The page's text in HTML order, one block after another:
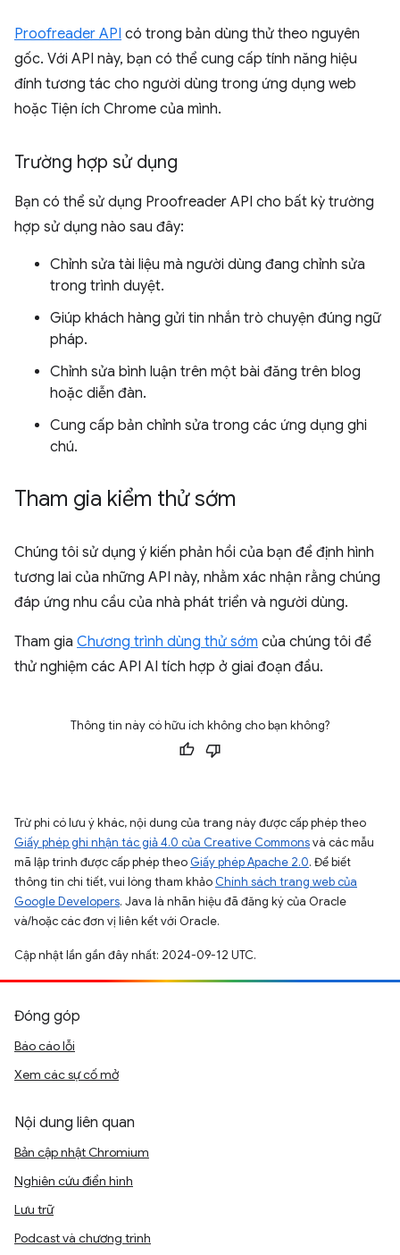
Proofreader API có trong bản dùng thử theo nguyên
gốc. Với API này, bạn có thể cung cấp tính năng hiệu
đính tương tác cho người dùng trong ứng dụng web
hoặc Tiện ích Chrome của mình.
Trường hợp sử dụng
Bạn có thể sử dụng Proofreader API cho bất kỳ trường
hợp sử dụng nào sau đây:
Chỉnh sửa tài liệu mà người dùng đang chỉnh sửa
trong trình duyệt.
Giúp khách hàng gửi tin nhắn trò chuyện đúng ngữ
pháp.
Chỉnh sửa bình luận trên một bài đăng trên blog
hoặc diễn đàn.
Cung cấp bản chỉnh sửa trong các ứng dụng ghi
chú.
Tham gia kiểm thử sớm
Chúng tôi sử dụng ý kiến phản hồi của bạn để định hình
tương lai của những API này, nhằm xác nhận rằng chúng
đáp ứng nhu cầu của nhà phát triển và người dùng.
Tham gia Chương trình dùng thử sớm của chúng tôi để
thử nghiệm các API AI tích hợp ở giai đoạn đầu.
Thông tin này có hữu ích không cho bạn không?
Trừ phi có lưu ý khác, nội dung của trang này được cấp phép theo
Giấy phép ghi nhận tác giả 4.0 của Creative Commonsvà các mẫu
mã lập trình được cấp phép theo Giấy phép Apache 2.0. Để biết
thông tin chi tiết, vui lòng tham khảo Chính sách trang web của
Google Developers. Java là nhãn hiệu đã đăng ký của Oracle
và/hoặc các đơn vị liên kết với Oracle.
Cập nhật lần gần đây nhất: 2024-09-12 UTC.
Đóng góp
Báo cáo lỗi
Xem các sự cố mở
Nội dung liên quan
Bản cập nhật Chromium
Nghiên cứu điển hình
Lưu trữ
Podcast và chương trình